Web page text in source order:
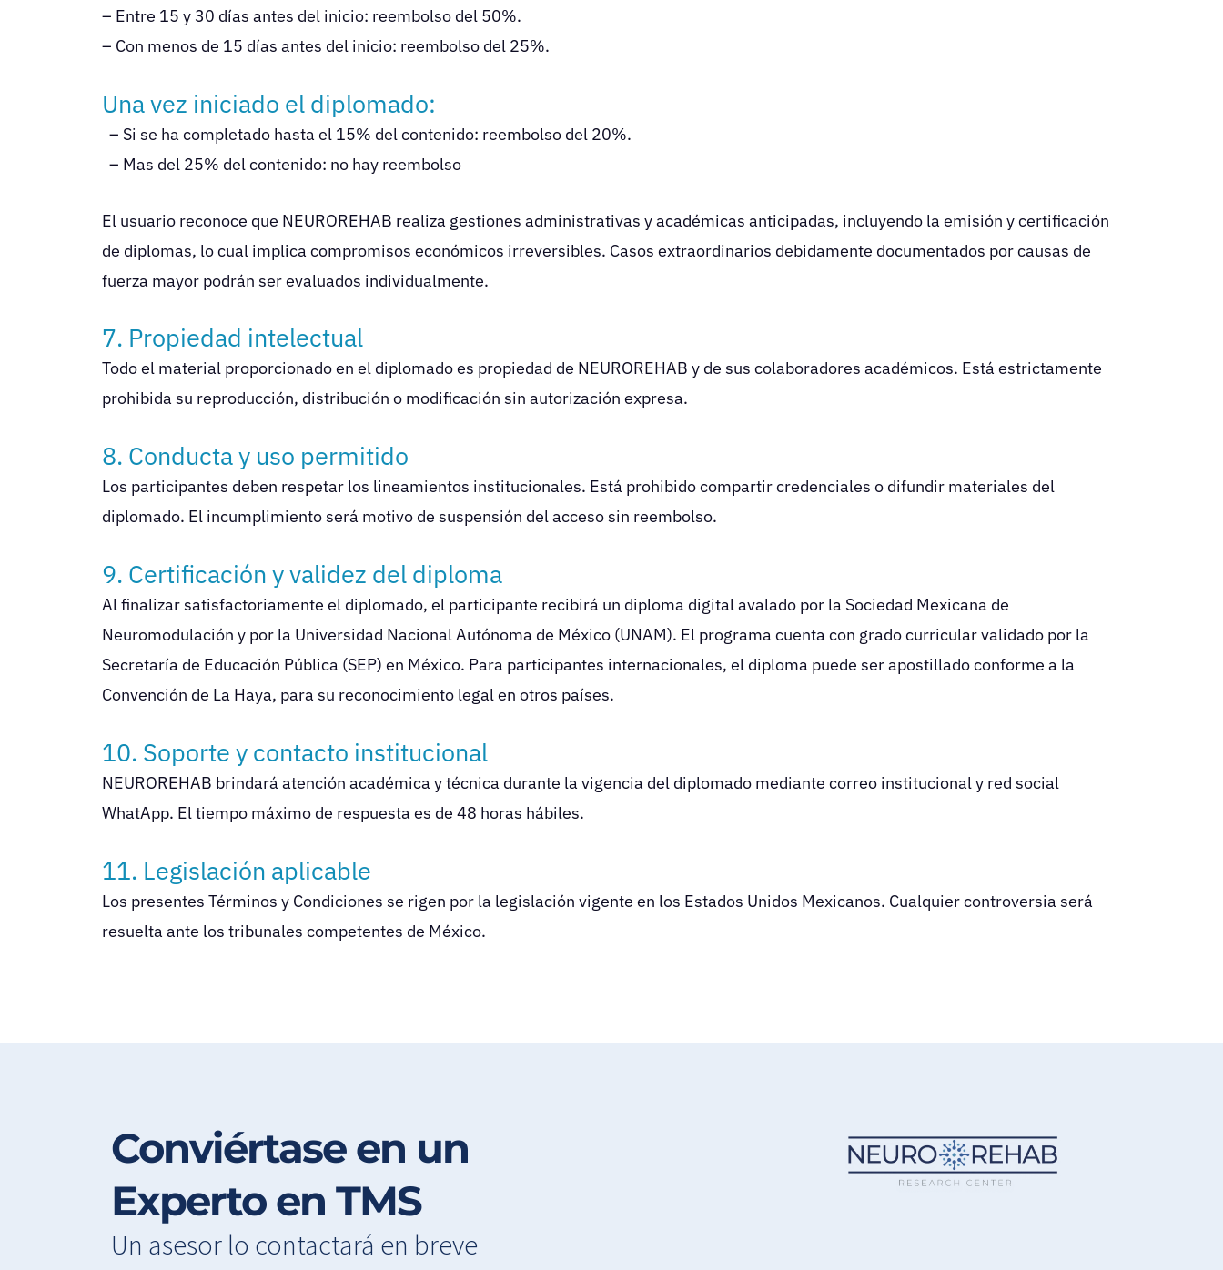
– Entre 15 y 30 días antes del inicio: reembolso del 50%.
– Con menos de 15 días antes del inicio: reembolso del 25%.
Una vez iniciado el diplomado:
– Si se ha completado hasta el 15% del contenido: reembolso del 20%.
– Mas del 25% del contenido: no hay reembolso
El usuario reconoce que NEUROREHAB realiza gestiones administrativas y académicas anticipadas, incluyendo la emisión y certificación
de diplomas, lo cual implica compromisos económicos irreversibles. Casos extraordinarios debidamente documentados por causas de
fuerza mayor podrán ser evaluados individualmente.
7. Propiedad intelectual
Todo el material proporcionado en el diplomado es propiedad de NEUROREHAB y de sus colaboradores académicos. Está estrictamente
prohibida su reproducción, distribución o modificación sin autorización expresa.
8. Conducta y uso permitido
Los participantes deben respetar los lineamientos institucionales. Está prohibido compartir credenciales o difundir materiales del
diplomado. El incumplimiento será motivo de suspensión del acceso sin reembolso.
9. Certificación y validez del diploma
Al finalizar satisfactoriamente el diplomado, el participante recibirá un diploma digital avalado por la Sociedad Mexicana de
Neuromodulación y por la Universidad Nacional Autónoma de México (UNAM). El programa cuenta con grado curricular validado por la
Secretaría de Educación Pública (SEP) en México. Para participantes internacionales, el diploma puede ser apostillado conforme a la
Convención de La Haya, para su reconocimiento legal en otros países.
10. Soporte y contacto institucional
NEUROREHAB brindará atención académica y técnica durante la vigencia del diplomado mediante correo institucional y red social
WhatApp. El tiempo máximo de respuesta es de 48 horas hábiles.
11. Legislación aplicable
Los presentes Términos y Condiciones se rigen por la legislación vigente en los Estados Unidos Mexicanos. Cualquier controversia será
resuelta ante los tribunales competentes de México.
Conviértase en un
Experto en TMS
Un asesor lo contactará en breve